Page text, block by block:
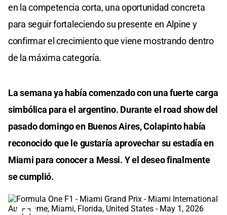
en la competencia corta, una oportunidad concreta
para seguir fortaleciendo su presente en Alpine y
confirmar el crecimiento que viene mostrando dentro
de la máxima categoría.
La semana ya había comenzado con una fuerte carga
simbólica para el argentino. Durante el road show del
pasado domingo en Buenos Aires, Colapinto había
reconocido que le gustaría aprovechar su estadía en
Miami para conocer a Messi. Y el deseo finalmente
se cumplió.